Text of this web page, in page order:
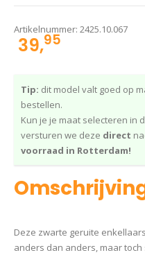
Artikelnummer: 2425.10.067
39,95
Tip: dit model valt goed op
bestellen.
Kun je je maat selecteren in
versturen we deze direct
voorraad in Rotterdam!
Deze zwarte geruite
anders dan anders, maar